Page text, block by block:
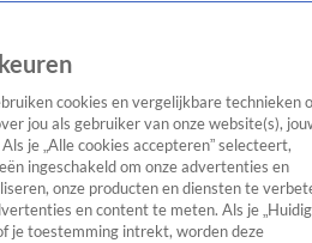
TV Algemeen
Tip
cookies en vergelijkbare technieken
jou als gebruiker van onze website(s),
je „Alle cookies accepteren” selecteert,
ingeschakeld om onze advertenties en
onze producten en diensten te
en content te meten. Als je
je toestemming intrekt, worden deze